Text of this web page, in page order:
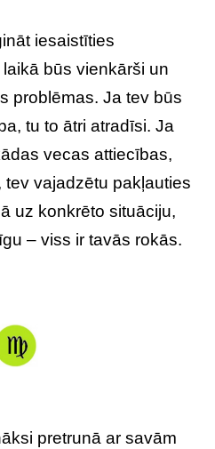
iesaistīties
būs vienkārši un
problēmas. Ja tev būs
tu to ātri atradīsi. Ja
vecas attiecības,
vajadzētu pakļauties
uz konkrēto situāciju,
– viss ir tavās rokās.
pretrunā ar savām